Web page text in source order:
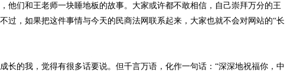
他们和王老师一块睡地板的故事。大家或许都不敢相信，自己崇拜万分的王
过，如果把这件事情与今天的民商法网联系起来，大家也就不会对网站的“长
长的我，觉得有很多话要说。但千言万语，化作一句话：“深深地祝福你，中